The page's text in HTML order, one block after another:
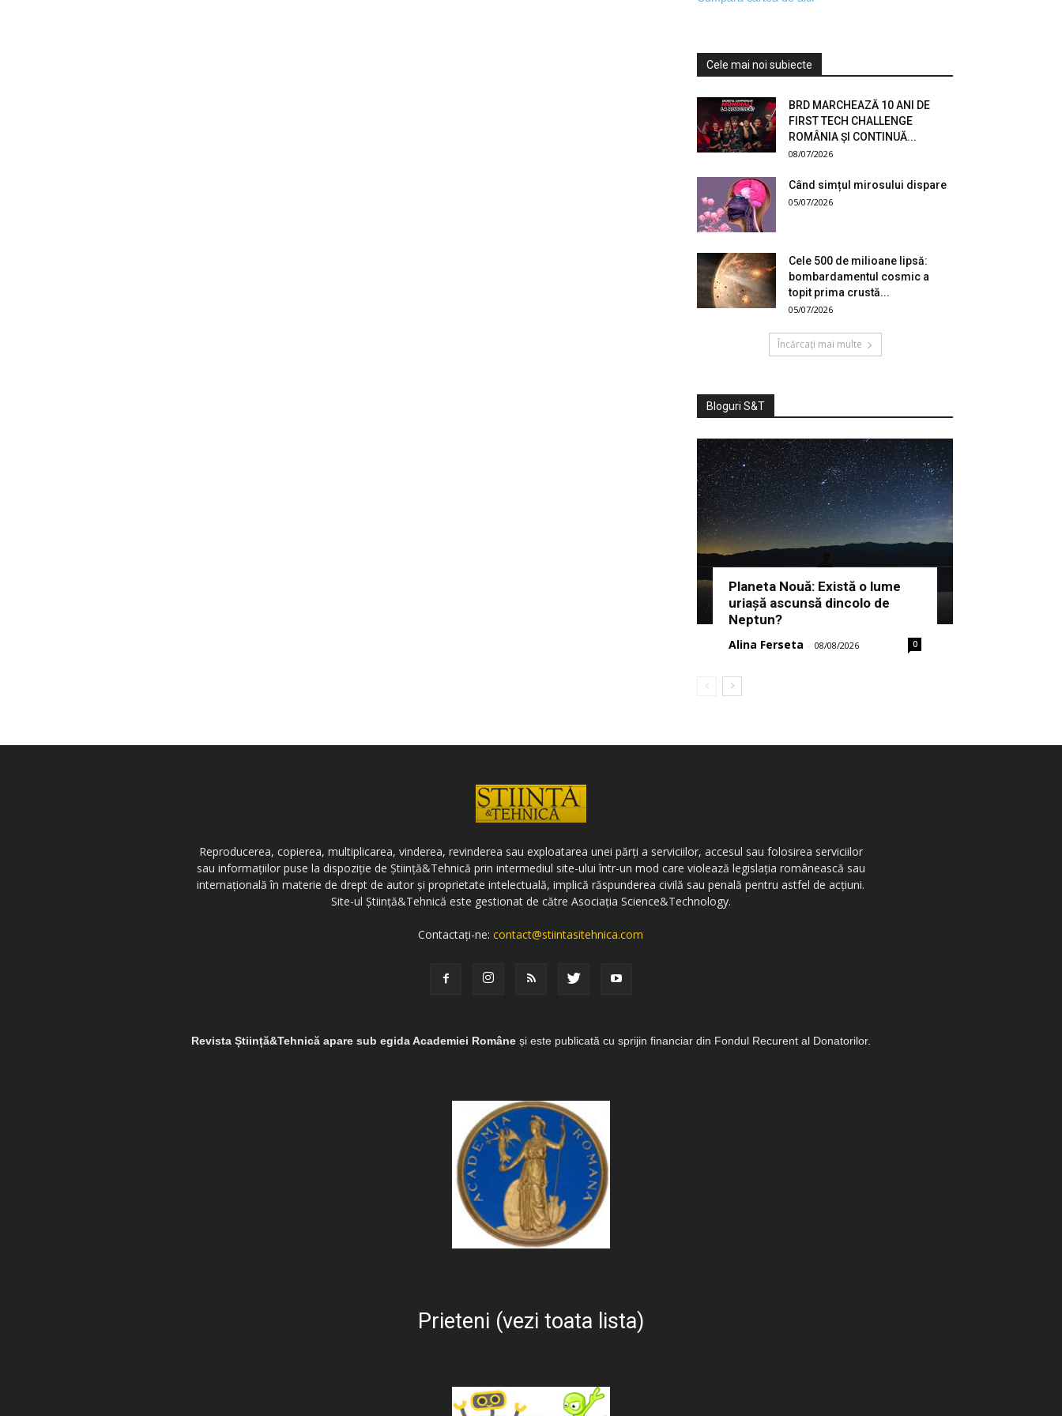
Cele mai noi subiecte
BRD MARCHEAZĂ 10 ANI DE
FIRST TECH CHALLENGE
ROMÂNIA ȘI CONTINUĂ...
08/07/2026
Când simțul mirosului dispare
05/07/2026
Cele 500 de milioane lipsă:
bombardamentul cosmic a
topit prima crustă...
05/07/2026
Încărcați mai multe
Bloguri S&T
Planeta Nouă: Există o lume
uriașă ascunsă dincolo de
Neptun?
Alina Ferseta - 08/08/2026 0
Reproducerea, copierea, multiplicarea, vinderea, revinderea sau exploatarea unei părți a serviciilor, accesul sau folosirea serviciilor
sau informațiilor puse la dispoziție de Știință&Tehnică prin intermediul site-ului într-un mod care violează legislația românească sau
internațională în materie de drept de autor și proprietate intelectuală, implică răspunderea civilă sau penală pentru astfel de acțiuni.
Site-ul Știință&Tehnică este gestionat de către Asociația Science&Technology.
Contactați-ne:contact@stiintasitehnica.com
Revista Știință&Tehnică apare sub egida Academiei Române și este publicată cu sprijin financiar din Fondul Recurent al Donatorilor.
Prieteni (vezi toata lista)